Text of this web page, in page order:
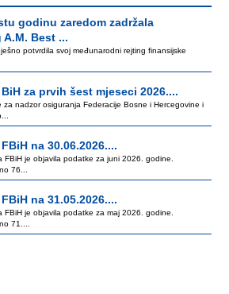
godinu zaredom zadržala
Best ...
potvrdila svoj međunarodni rejting finansijske
za prvih šest mjeseci 2026....
nadzor osiguranja Federacije Bosne i Hercegovine i
na 30.06.2026....
FBiH je objavila podatke za juni 2026. godine.
76...
na 31.05.2026....
FBiH je objavila podatke za maj 2026. godine.
71....